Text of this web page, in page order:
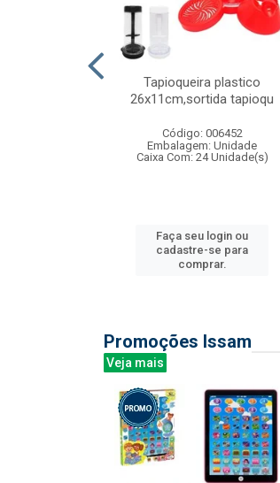
Tapioqueira plastico
26x11cm,sortida tapioqu
Código: 006452
Embalagem: Unidade
Caixa Com: 24 Unidade(s)
Faça seu login ou
cadastre-se para
comprar.
Promoções Issam
Veja mais